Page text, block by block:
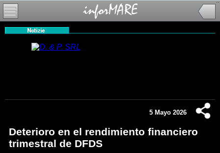
5 Mayo 2026
Deterioro en el rendimiento financiero
trimestral de DFDS